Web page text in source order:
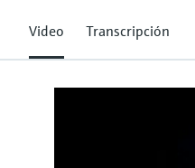
Video Transcripción